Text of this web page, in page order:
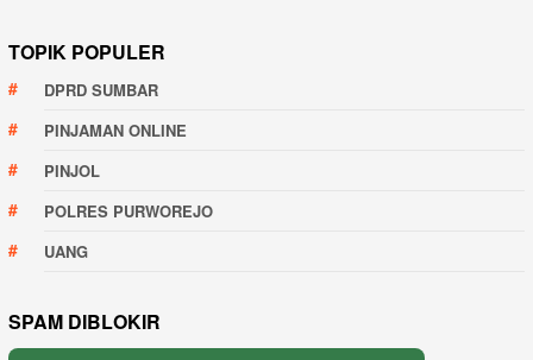
TOPIK POPULER
DPRD SUMBAR
PINJAMAN ONLINE
PINJOL
POLRES PURWOREJO
UANG
SPAM DIBLOKIR